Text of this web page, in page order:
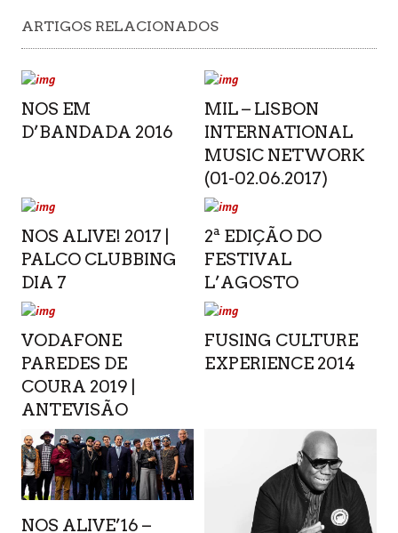
ARTIGOS RELACIONADOS
NOS EM
D’BANDADA 2016
MIL – LISBON
INTERNATIONAL
MUSIC NETWORK
(01-02.06.2017)
NOS ALIVE! 2017 |
PALCO CLUBBING
DIA 7
2ª EDIÇÃO DO
FESTIVAL
L’AGOSTO
VODAFONE
PAREDES DE
COURA 2019 |
ANTEVISÃO
FUSING CULTURE
EXPERIENCE 2014
NOS ALIVE’16 –